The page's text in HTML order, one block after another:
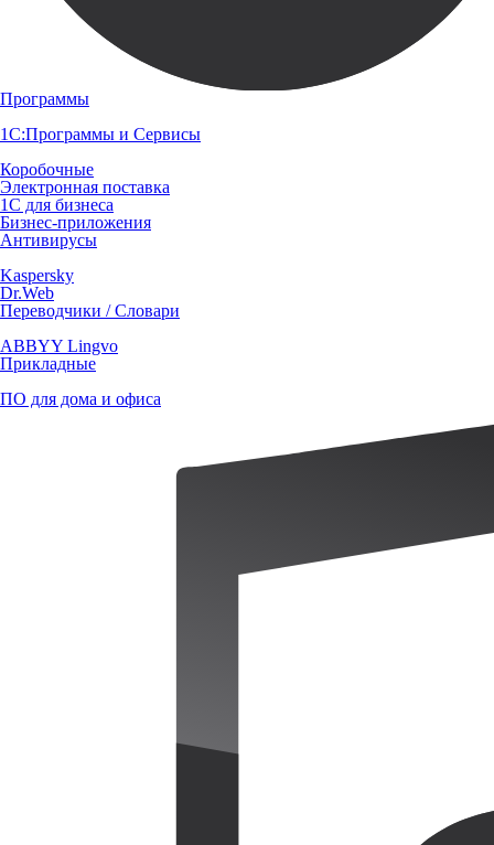
Программы
1С:Программы и Сервисы
Коробочные
Электронная поставка
1С для бизнеса
Бизнес-приложения
Антивирусы
Kaspersky
Dr.Web
Переводчики / Словари
ABBYY Lingvo
Прикладные
ПО для дома и офиса